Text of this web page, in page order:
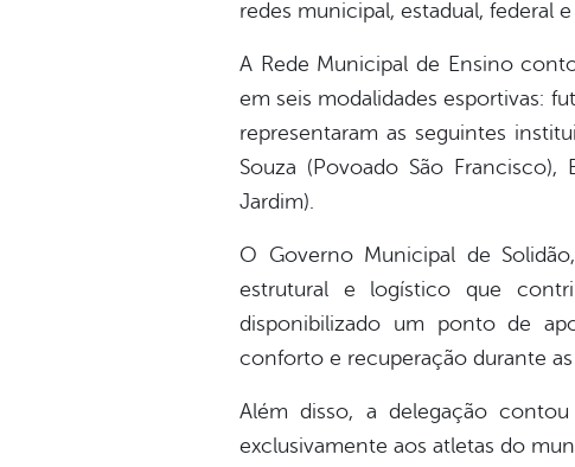
redes municipal, estadual, federal
A Rede Municipal de Ensino
em seis modalidades esportivas:
representaram as seguintes
Souza (Povoado São
Jardim).
O Governo Municipal de
estrutural e logístico que
disponibilizado um ponto de
conforto e recuperação durante
Além disso, a delegação
exclusivamente aos atletas do